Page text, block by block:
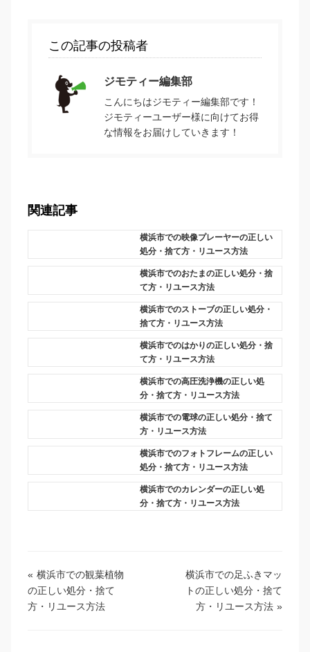
この記事の投稿者
ジモティー編集部
こんにちはジモティー編集部です！
ジモティーユーザー様に向けてお得
な情報をお届けしていきます！
関連記事
横浜市での映像プレーヤーの正しい
処分・捨て方・リユース方法
横浜市でのおたまの正しい処分・捨
て方・リユース方法
横浜市でのストーブの正しい処分・
捨て方・リユース方法
横浜市でのはかりの正しい処分・捨
て方・リユース方法
横浜市での高圧洗浄機の正しい処
分・捨て方・リユース方法
横浜市での電球の正しい処分・捨て
方・リユース方法
横浜市でのフォトフレームの正しい
処分・捨て方・リユース方法
横浜市でのカレンダーの正しい処
分・捨て方・リユース方法
« 横浜市での観葉植物
の正しい処分・捨て
方・リユース方法
横浜市での足ふきマッ
トの正しい処分・捨て
方・リユース方法 »